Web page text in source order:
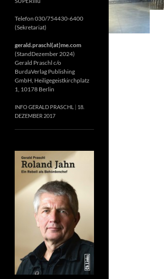
Telefon 030/754430-6400
(Sekretariat)
gerald.praschl(at)me.com
(StandDezember 2024)
Gerald Praschl c/o
BurdaVerlag Publishing
GmbH, Heiligegeistkirchplatz
1, 10178 Berlin
INFO GERALD PRASCHL
18.
DEZEMBER 2017